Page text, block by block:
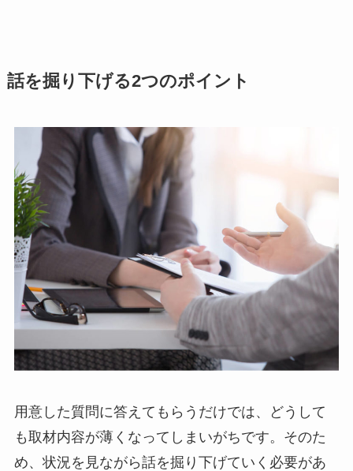
話を掘り下げる2つのポイント
用意した質問に答えてもらうだけでは、どうして
も取材内容が薄くなってしまいがちです。そのた
め、状況を見ながら話を掘り下げていく必要があ